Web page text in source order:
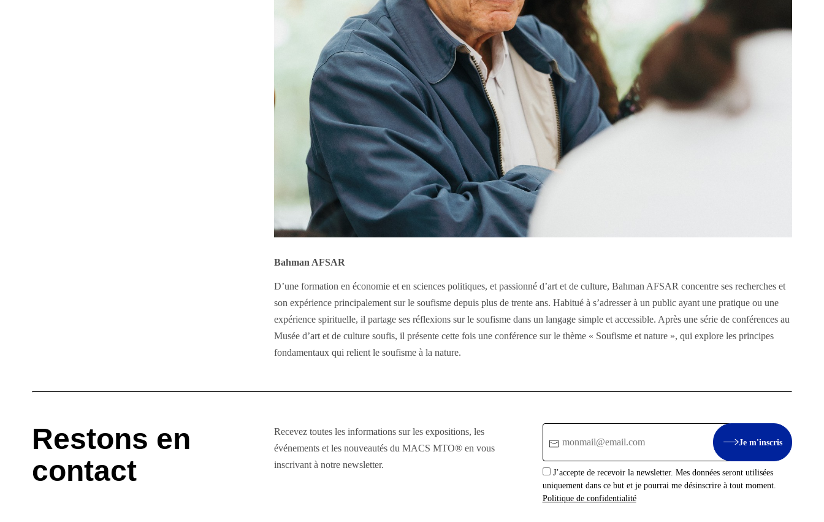
Bahman AFSAR
D’une formation en économie et en sciences politiques, et passionné d’art et de culture, Bahman AFSAR concentre ses recherches et
son expérience principalement sur le soufisme depuis plus de trente ans. Habitué à s’adresser à un public ayant une pratique ou une
expérience spirituelle, il partage ses réflexions sur le soufisme dans un langage simple et accessible. Après une série de conférences au
Musée d’art et de culture soufis, il présente cette fois une conférence sur le thème « Soufisme et nature », qui explore les principes
fondamentaux qui relient le soufisme à la nature.
Restons en
contact
Recevez toutes les informations sur les expositions, les
événements et les nouveautés du MACS MTO® en vous
inscrivant à notre newsletter.
Je m'inscris
J’accepte de recevoir la newsletter. Mes données seront utilisées
uniquement dans ce but et je pourrai me désinscrire à tout moment.
Politique de confidentialité